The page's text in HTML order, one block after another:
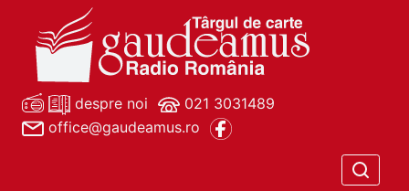
despre noi
021 3031489
office@gaudeamus.ro